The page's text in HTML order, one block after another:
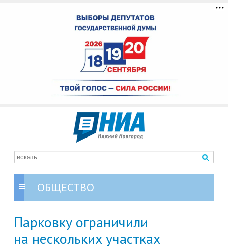
ОБЩЕСТВО
Парковку ограничили
на нескольких участках